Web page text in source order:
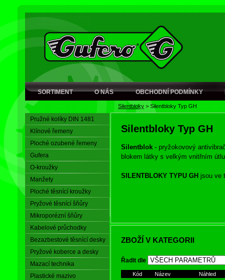
SORTIMENT O NÁS OBCHODNÍ PODMÍNKY
Silentbloky > Silentbloky Typ GH
Pružné kolíky DIN 1481
Klínové řemeny
Ploché ozubené řemeny
Gufera
O-kroužky
Manžety
Ploché těsnící kroužky
Pryžové těsnící šňůry
Mikroporézní šňůry
Kabelové průchodky
Bezazbestové těsnící desky
Pryžové koberce a desky
Mazací technika
Plastické mazivo
Silentbloky Typ GH
Silentblok - pryžokovový
blokem látky s velkým vnitřním
SILENTBLOKY TYPU GH jsou ve
ZBOŽÍ V KATEGORII
Řadit dle
Kód Název
Náhled